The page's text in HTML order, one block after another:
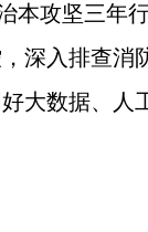
本攻坚三年
深入排查消
大数据、人